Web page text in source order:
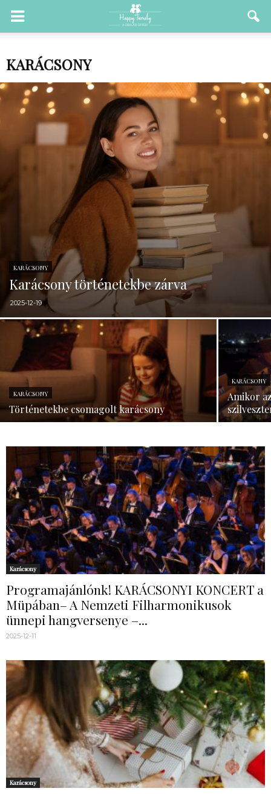
KARÁCSONY
KARÁCSONY
Karácsony történetekbe zárva
2025-12-19
KARÁCSONY
Történetekbe csomagolt karácsony
KARÁCSONY
Amikor
Karácsony
Programajánlónk! KARÁCSONYI KONCERT a
Müpában– A Nemzeti Filharmonikusok
ünnepi hangversenye –...
2025-12-11
Karácsony